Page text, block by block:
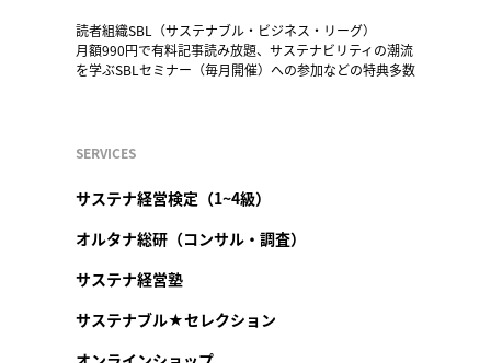
読者組織SBL（サステナブル・ビジネス・リーグ）
月額990円で有料記事読み放題、サステナビリティの潮流
を学ぶSBLセミナー（毎月開催）への参加などの特典多数
SERVICES
サステナ経営検定（1~4級）
オルタナ総研（コンサル・調査）
サステナ経営塾
サステナブル★セレクション